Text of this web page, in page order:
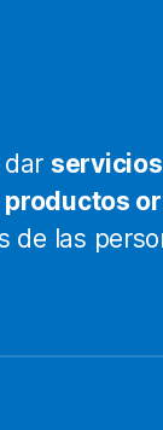
servicios
productos
de las